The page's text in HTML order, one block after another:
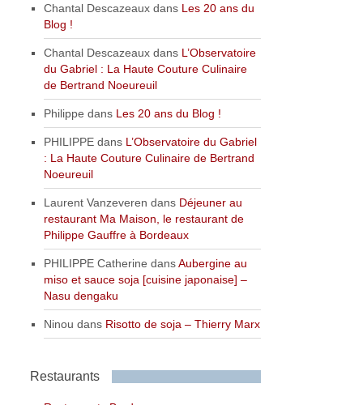
Chantal Descazeaux dans Les 20 ans du
Blog !
Chantal Descazeaux dans L’Observatoire
du Gabriel : La Haute Couture Culinaire
de Bertrand Noeureuil
Philippe dans Les 20 ans du Blog !
PHILIPPE dans L’Observatoire du Gabriel
: La Haute Couture Culinaire de Bertrand
Noeureuil
Laurent Vanzeveren dans Déjeuner au
restaurant Ma Maison, le restaurant de
Philippe Gauffre à Bordeaux
PHILIPPE Catherine dansAubergine au
miso et sauce soja [cuisine japonaise] –
Nasu dengaku
Ninou dans Risotto de soja – Thierry Marx
Restaurants